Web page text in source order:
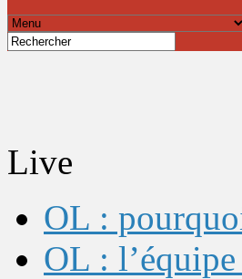
Live
OL :
OL :